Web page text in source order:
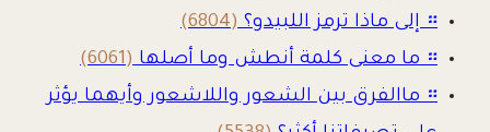
። إلى ماذا ترمز اللبيدو؟(6804)
። ما معنى كلمة أنطش وما أصلها(6061)
። ماالفرق بين الشعور واللاشعور وأيهما يؤثر